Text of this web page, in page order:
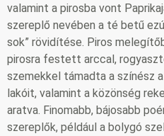
valamint a pirosba vont
szereplő nevében a té betű
sok” rövidítése. Piros
pirosra festett arccal,
szemekkel támadta a színész
lakóit, valamint a közönség
aratva. Finomabb, bájosabb
szereplők, például a bolygó